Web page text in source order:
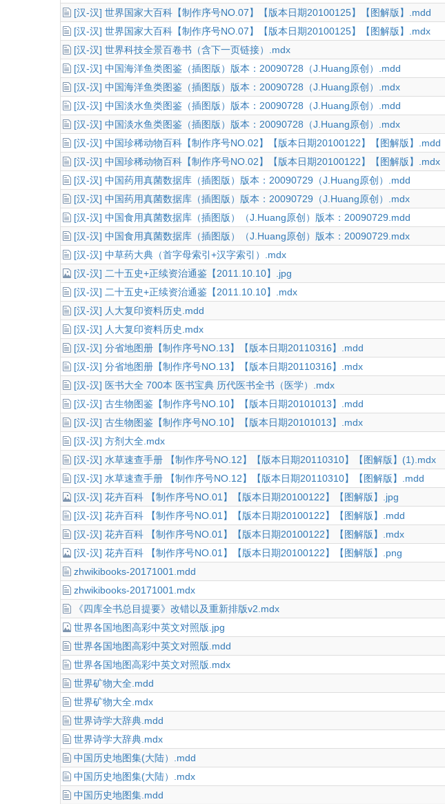
[汉-汉] 世界国家大百科【制作序号NO.07】【版本日期20100125】【图解版】.mdd
[汉-汉] 世界国家大百科【制作序号NO.07】【版本日期20100125】【图解版】.mdx
[汉-汉] 世界科技全景百卷书（含下一页链接）.mdx
[汉-汉] 中国海洋鱼类图鉴（插图版）版本：20090728（J.Huang原创）.mdd
[汉-汉] 中国海洋鱼类图鉴（插图版）版本：20090728（J.Huang原创）.mdx
[汉-汉] 中国淡水鱼类图鉴（插图版）版本：20090728（J.Huang原创）.mdd
[汉-汉] 中国淡水鱼类图鉴（插图版）版本：20090728（J.Huang原创）.mdx
[汉-汉] 中国珍稀动物百科【制作序号NO.02】【版本日期20100122】【图解版】.mdd
[汉-汉] 中国珍稀动物百科【制作序号NO.02】【版本日期20100122】【图解版】.mdx
[汉-汉] 中国药用真菌数据库（插图版）版本：20090729（J.Huang原创）.mdd
[汉-汉] 中国药用真菌数据库（插图版）版本：20090729（J.Huang原创）.mdx
[汉-汉] 中国食用真菌数据库（插图版）（J.Huang原创）版本：20090729.mdd
[汉-汉] 中国食用真菌数据库（插图版）（J.Huang原创）版本：20090729.mdx
[汉-汉] 中草药大典（首字母索引+汉字索引）.mdx
[汉-汉] 二十五史+正续资治通鉴【2011.10.10】.jpg
[汉-汉] 二十五史+正续资治通鉴【2011.10.10】.mdx
[汉-汉] 人大复印资料历史.mdd
[汉-汉] 人大复印资料历史.mdx
[汉-汉] 分省地图册【制作序号NO.13】【版本日期20110316】.mdd
[汉-汉] 分省地图册【制作序号NO.13】【版本日期20110316】.mdx
[汉-汉] 医书大全 700本 医书宝典 历代医书全书（医学）.mdx
[汉-汉] 古生物图鉴【制作序号NO.10】【版本日期20101013】.mdd
[汉-汉] 古生物图鉴【制作序号NO.10】【版本日期20101013】.mdx
[汉-汉] 方剂大全.mdx
[汉-汉] 水草速查手册 【制作序号NO.12】【版本日期20110310】【图解版】(1).mdx
[汉-汉] 水草速查手册 【制作序号NO.12】【版本日期20110310】【图解版】.mdd
[汉-汉] 花卉百科 【制作序号NO.01】【版本日期20100122】【图解版】.jpg
[汉-汉] 花卉百科 【制作序号NO.01】【版本日期20100122】【图解版】.mdd
[汉-汉] 花卉百科 【制作序号NO.01】【版本日期20100122】【图解版】.mdx
[汉-汉] 花卉百科 【制作序号NO.01】【版本日期20100122】【图解版】.png
zhwikibooks-20171001.mdd
zhwikibooks-20171001.mdx
《四库全书总目提要》改错以及重新排版v2.mdx
世界各国地图高彩中英文对照版.jpg
世界各国地图高彩中英文对照版.mdd
世界各国地图高彩中英文对照版.mdx
世界矿物大全.mdd
世界矿物大全.mdx
世界诗学大辞典.mdd
世界诗学大辞典.mdx
中国历史地图集(大陆）.mdd
中国历史地图集(大陆）.mdx
中国历史地图集.mdd